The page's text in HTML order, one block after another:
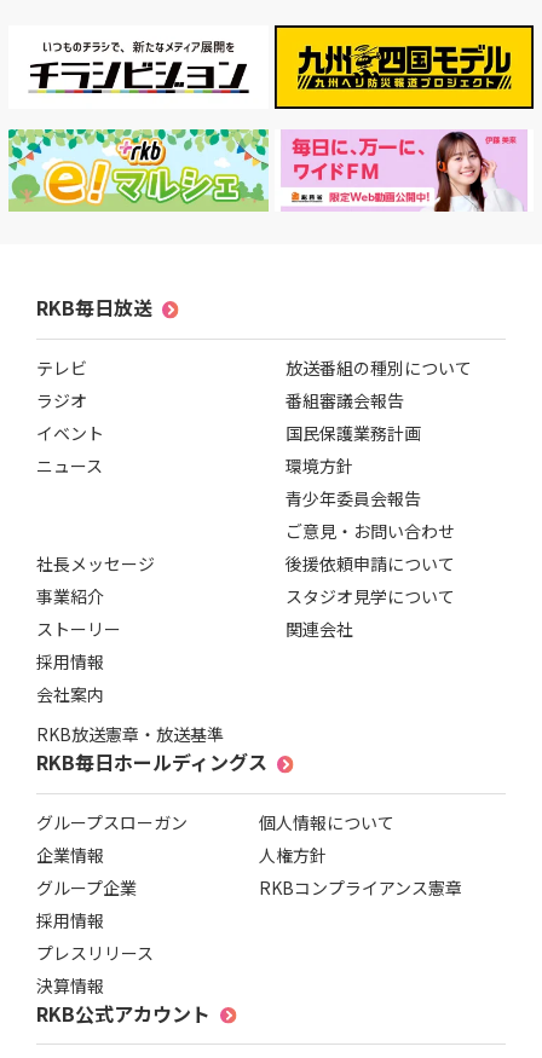
RKB毎日放送株式会社
関連会社
著作権とリンク
利用者情報の外部送信について
RKB毎日放送
テレビ
ラジオ
イベント
ニュース
社長メッセージ
事業紹介
ストーリー
採用情報
会社案内
RKB放送憲章・放送基準
放送番組の種別について
番組審議会報告
国民保護業務計画
環境方針
青少年委員会報告
ご意見・お問い合わせ
後援依頼申請について
スタジオ見学について
関連会社
RKB毎日ホールディングス
グループスローガン
企業情報
グループ企業
採用情報
プレスリリース
決算情報
個人情報について
人権方針
RKBコンプライアンス憲章
RKB公式アカウント